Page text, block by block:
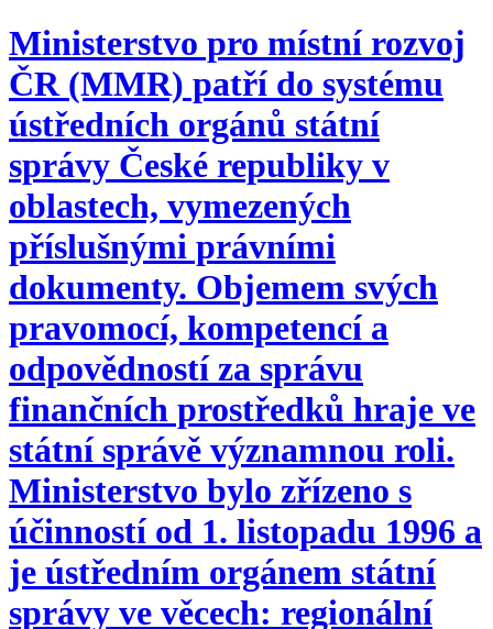
Ministerstvo pro místní rozvoj
ČR (MMR) patří do systému
ústředních orgánů státní
správy České republiky v
oblastech, vymezených
příslušnými právními
dokumenty. Objemem svých
pravomocí, kompetencí a
odpovědností za správu
finančních prostředků hraje ve
státní správě významnou roli.
Ministerstvo bylo zřízeno s
účinností od 1. listopadu 1996 a
je ústředním orgánem státní
správy ve věcech: regionální